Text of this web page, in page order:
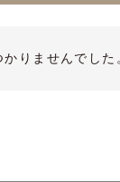
りませんでした